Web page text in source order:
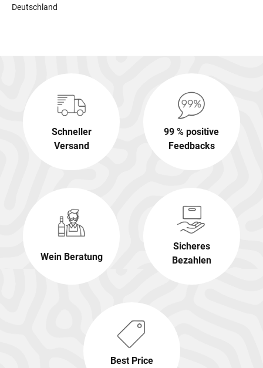
Deutschland
Schneller
Versand
99 % positive
Feedbacks
Wein Beratung
Sicheres
Bezahlen
Best Price